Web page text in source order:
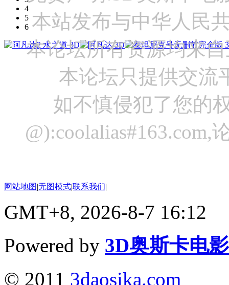
4
5
6 本站发布与中华人民
本论坛所有资源均来
本论坛只提供交流
如不慎侵犯了您的
网站地图|无图模式|联系我们|
GMT+8, 2026-8-7 16:12
Powered by 3D奥斯卡电
© 2011 3daosika.com